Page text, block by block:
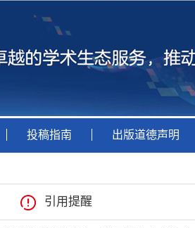
投稿指南 出版道德声明
引用提醒